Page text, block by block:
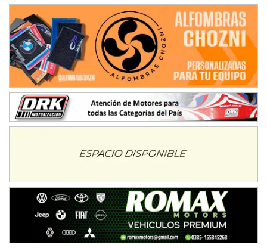
Ramiro Tot (Asfalto)
Baradero (Buenos Aires)
KDO - F6
Ciudad de Trenque Lauquen (Asfalto)
Trenque Lauquen (Buenos Aires)
ENTRERRIANO - F6 (POSTERGADA)
Parque de la Velocidad (Asfalto)
Villaguay (Entre Ríos)
VICTORIENSE - F7
Moto Club Reginense (Tierra)
Gral. E. Godoy (Río Negro)
CSK - F7
Juventud Unida (Tierra)
Humboldt (Santa Fe)